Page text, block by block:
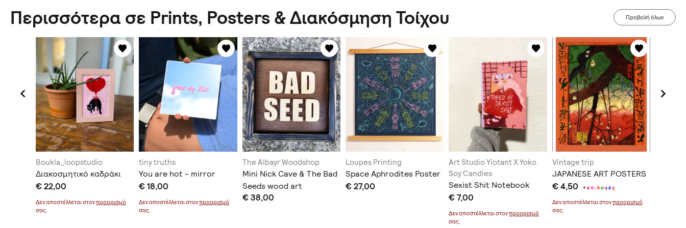
Περισσότερα σε Prints, Posters & Διακόσμηση Τοίχου Προβολή όλων
Boukla_loopstudio
Διακοσμητικό καδράκι
€ 22,00
Δεν αποστέλλεται στονπροορισμό
σας.
tiny truths
You are hot - mirror
€ 18,00
Δεν αποστέλλεται στονπροορισμό
σας.
The Albayr Woodshop
Mini Nick Cave & The Bad
Seeds wood art
€ 38,00
Loupes Printing
Space Aphrodites Poster
€ 27,00
Art Studio Yiotant X Yoko
Soy Candles
Sexist Shit Notebook
€ 7,00
Δεν αποστέλλεται στονπροορισμό
σας.
Vintage trip
JAPANESE ART POSTERS
€ 4,50 +επι λογές
Δεν αποστέλλεται στονπροορισμό
σας.